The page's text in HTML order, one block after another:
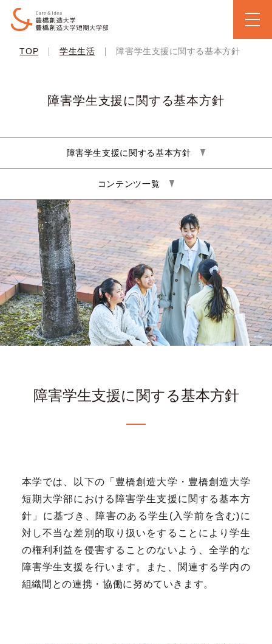
TOP | 学生生活 | 障害学生支援に関する基本方針
障害学生支援に関する基本方針
障害学生支援に関する基本方針
コンテンツ一覧
障害学生支援に関する基本方針
本学では、以下の「豊橋創造大学・豊橋創造大学
短期大学部における障害学生支援に関する基本方
針」に基づき、障害のある学生(入学前を含む)に
対し不当な差別的取り扱いをすることにより学生
の権利利益を侵害することのないよう、全学的な
障害学生支援を行います。また、関連する学内の
組織間との連携・協働に努めていきます。